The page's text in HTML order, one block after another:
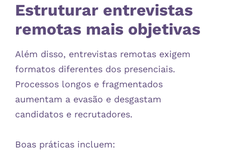
Estruturar entrevistas
remotas mais objetivas
Além disso, entrevistas remotas exigem
formatos diferentes dos presenciais.
Processos longos e fragmentados
aumentam a evasão e desgastam
candidatos e recrutadores.
Boas práticas incluem: